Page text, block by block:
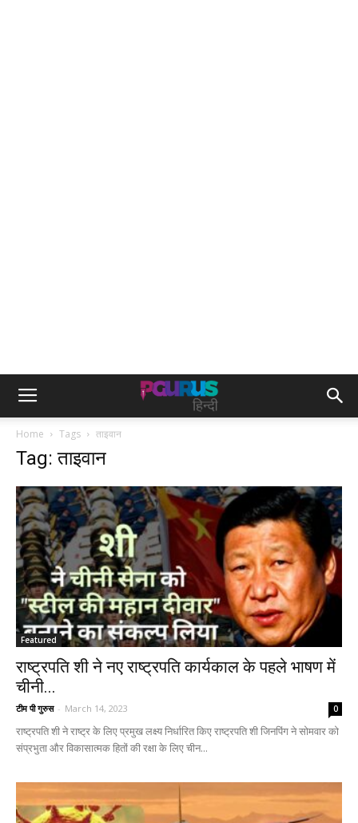
Home Tags ताइवान
Tag: ताइवान
Featured
राष्ट्रपति शी ने नए राष्ट्रपति कार्यकाल के पहले भाषण में
चीनी...
टीम पी गुरुस - March 14, 2023 0
राष्ट्रपति शी ने राष्ट्र के लिए प्रमुख लक्ष्य निर्धारित किए राष्ट्रपति शी जिनपिंग ने सोमवार को
संप्रभुता और विकासात्मक हितों की रक्षा के लिए चीन...